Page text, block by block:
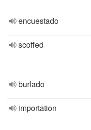
encuestado
scoffed
burlado
importation